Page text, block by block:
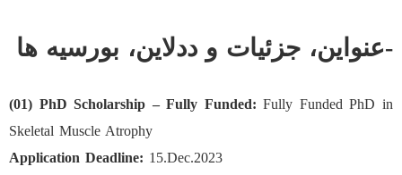
-عنواین، جزئیات و ددلاین، بورسیه ها
(01) PhD Scholarship – Fully Funded: Fully Funded PhD in
Skeletal Muscle Atrophy
Application Deadline: 15.Dec.2023